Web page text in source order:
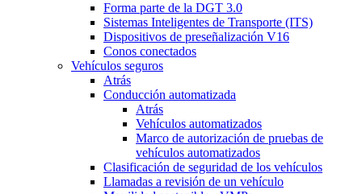
Forma parte de la DGT 3.0
Sistemas Inteligentes de Transporte (ITS)
Dispositivos de preseñalización V16
Conos conectados
Vehículos seguros
Atrás
Conducción automatizada
Atrás
Vehículos automatizados
Marco de autorización de pruebas de
vehículos automatizados
Clasificación de seguridad de los vehículos
Llamadas a revisión de un vehículo